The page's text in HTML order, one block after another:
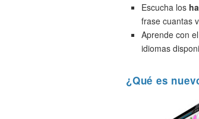
Escucha los
frase cuantas
Aprende con
idiomas
¿Qué es